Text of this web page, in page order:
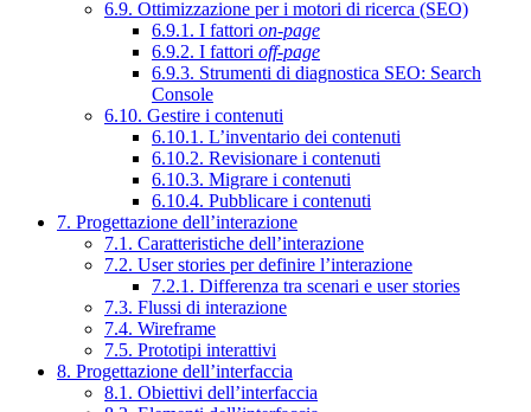
6.9. Ottimizzazione per i motori di ricerca (SEO)
6.9.1. I fattori on-page
6.9.2. I fattori off-page
6.9.3. Strumenti di diagnostica SEO: Search
Console
6.10. Gestire i contenuti
6.10.1. L’inventario dei contenuti
6.10.2. Revisionare i contenuti
6.10.3. Migrare i contenuti
6.10.4. Pubblicare i contenuti
7. Progettazione dell’interazione
7.1. Caratteristiche dell’interazione
7.2. User stories per definire l’interazione
7.2.1. Differenza tra scenari e user stories
7.3. Flussi di interazione
7.4. Wireframe
7.5. Prototipi interattivi
8. Progettazione dell’interfaccia
8.1. Obiettivi dell’interfaccia